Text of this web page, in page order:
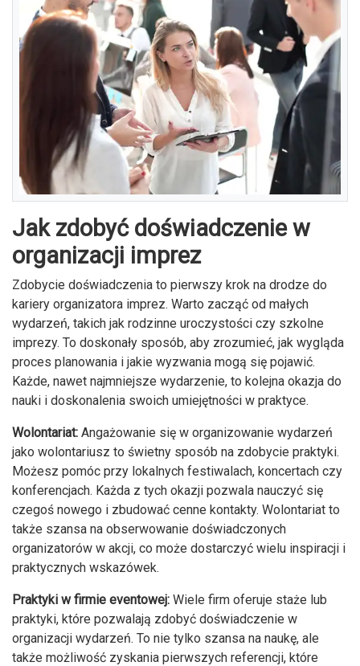
Jak zdobyć doświadczenie w
organizacji imprez
Zdobycie doświadczenia to pierwszy krok na drodze do
kariery organizatora imprez. Warto zacząć od małych
wydarzeń, takich jak rodzinne uroczystości czy szkolne
imprezy. To doskonały sposób, aby zrozumieć, jak wygląda
proces planowania i jakie wyzwania mogą się pojawić.
Każde, nawet najmniejsze wydarzenie, to kolejna okazja do
nauki i doskonalenia swoich umiejętności w praktyce.
Wolontariat: Angażowanie się w organizowanie wydarzeń
jako wolontariusz to świetny sposób na zdobycie praktyki.
Możesz pomóc przy lokalnych festiwalach, koncertach czy
konferencjach. Każda z tych okazji pozwala nauczyć się
czegoś nowego i zbudować cenne kontakty. Wolontariat to
także szansa na obserwowanie doświadczonych
organizatorów w akcji, co może dostarczyć wielu inspiracji i
praktycznych wskazówek.
Praktyki w firmie eventowej: Wiele firm oferuje staże lub
praktyki, które pozwalają zdobyć doświadczenie w
organizacji wydarzeń. To nie tylko szansa na naukę, ale
także możliwość zyskania pierwszych referencji, które